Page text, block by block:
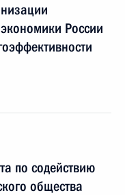
России
по содействию
общества